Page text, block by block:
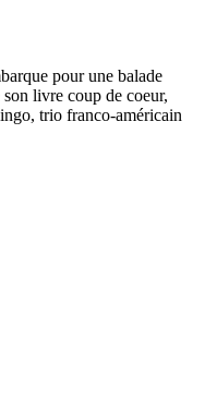
pour une balade
livre coup de coeur,
trio franco-américain